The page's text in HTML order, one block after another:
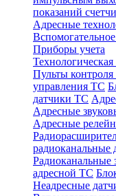
показаний
Адресные
Приборы учета
Пульты
управления ТС
датчики ТС
Адресные
Адресные
радиоканальные
Радиоканальные
адресной ТС
Неадресные